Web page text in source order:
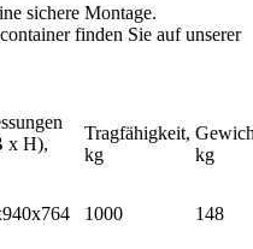
sichere Montage.
finden Sie auf unserer
x H),
Tragfähigkeit,
kg
kg
1000 148